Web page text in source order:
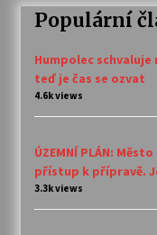
Populární
Humpolec schvaluje
teď je čas se ozvat
4.6k views
ÚZEMNÍ PLÁN:
přístup k přípravě.
3.3k views